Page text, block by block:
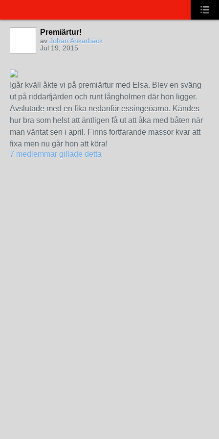
Premiärtur!
av Johan Ankarbäck
Jul 19, 2015
Igår kväll åkte vi på premiärtur med Elsa. Blev en sväng
ut på riddarfjärden och runt långholmen där hon ligger.
Avslutade med en fika nedanför essingeöarna. Kändes
hur bra som helst att äntligen få ut att åka med båten när
man väntat sen i april. Finns fortfarande massor kvar att
fixa men nu går hon att köra!
7 medlemmar gillade detta